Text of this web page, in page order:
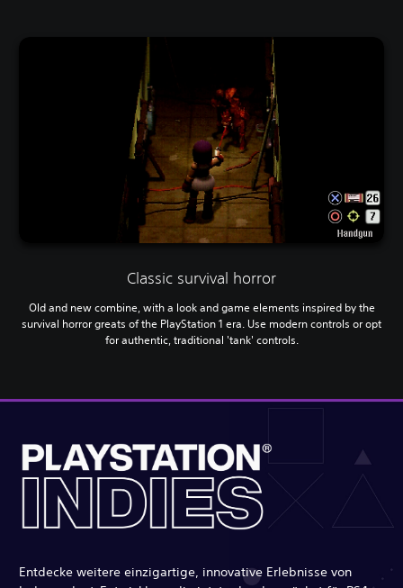
Classic survival horror
Old and new combine, with a look and game elements inspired by the
survival horror greats of the PlayStation 1 era. Use modern controls or opt
for authentic, traditional 'tank' controls.
Entdecke weitere einzigartige, innovative Erlebnisse von